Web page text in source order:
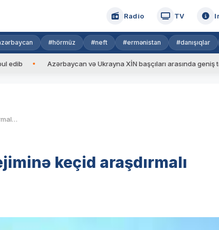
Radio TV
#hörmüz #neft #ermənistan #danışıqlar
Azərbaycan və Ukrayna XİN başçıları arasında geniş
Elnur Əliyev: “4 günlük iş rejiminə keçid araşdırmalı mövzudur”
keçid araşdırmalı